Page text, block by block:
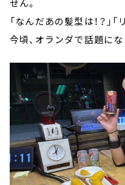
せん。
「なんだあの髪型は！？」
今頃、オランダで話題に